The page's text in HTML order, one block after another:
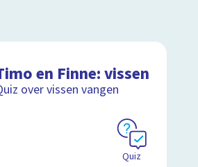
en Finne: vissen
over vissen vangen
Quiz